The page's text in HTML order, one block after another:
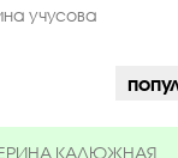
учусова
КАЛЮЖНАЯ